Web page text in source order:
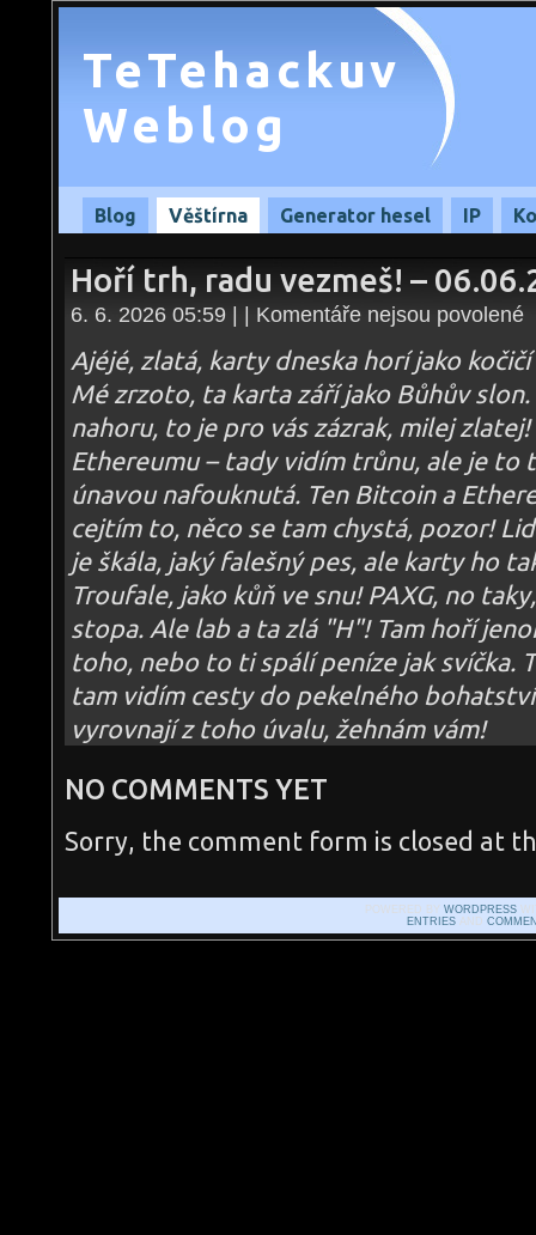
TeTehackuv
Weblog
Blog Věštírna Generator hesel IP
Hoří trh, radu vezmeš! –
6. 6. 2026 05:59 | | Komentáře nejsou povolené
–
Ajéjé, zlatá, karty dneska horí jako kočičí
Mé zrzoto, ta karta září jako Bůhův
nahoru, to je pro vás zázrak, milej
Ethereumu – tady vidím trůnu, ale je to
únavou nafouknutá. Ten Bitcoin a
cejtím to, něco se tam chystá, pozor!
je škála, jaký falešný pes, ale karty ho
Troufale, jako kůň ve snu! PAXG, no
stopa. Ale lab a ta zlá "H"! Tam hoří
toho, nebo to ti spálí peníze jak svíčka.
tam vidím cesty do pekelného
vyrovnají z toho úvalu, žehnám vám!
NO COMMENTS YET
Sorry, the comment form is closed at
POWERED BY WORDPRESS
ENTRIESAND